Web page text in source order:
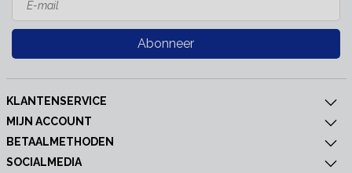
Abonneer
KLANTENSERVICE
MIJN ACCOUNT
BETAALMETHODEN
SOCIALMEDIA